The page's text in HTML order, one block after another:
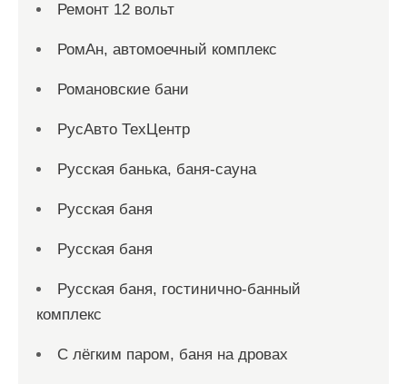
Ремонт 12 вольт
РомАн, автомоечный комплекс
Романовские бани
РусАвто ТехЦентр
Русская банька, баня-сауна
Русская баня
Русская баня
Русская баня, гостинично-банный
комплекс
С лёгким паром, баня на дровах